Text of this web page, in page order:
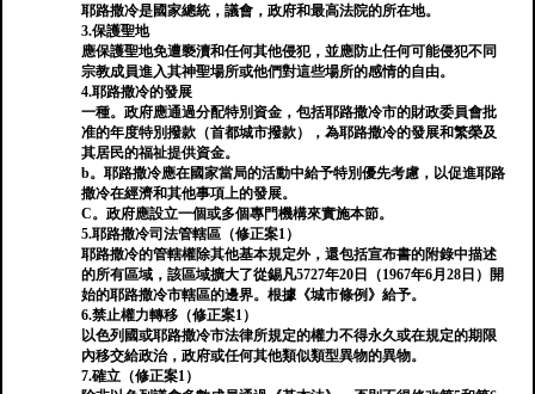
耶路撒冷是國家總統，議會，政府和最高法院的所在地。
3.保護聖地
應保護聖地免遭褻瀆和任何其他侵犯，並應防止任何可能侵犯不同
宗教成員進入其神聖場所或他們對這些場所的感情的自由。
4.耶路撒冷的發展
一種。政府應通過分配特別資金，包括耶路撒冷市的財政委員會批
准的年度特別撥款（首都城市撥款），為耶路撒冷的發展和繁榮及
其居民的福祉提供資金。
b。耶路撒冷應在國家當局的活動中給予特別優先考慮，以促進耶路
撒冷在經濟和其他事項上的發展。
C。政府應設立一個或多個專門機構來實施本節。
5.耶路撒冷司法管轄區（修正案1）
耶路撒冷的管轄權除其他基本規定外，還包括宣布書的附錄中描述
的所有區域，該區域擴大了從錫凡5727年20日（1967年6月28日）開
始的耶路撒冷市轄區的邊界。根據《城市條例》給予。
6.禁止權力轉移（修正案1）
以色列國或耶路撒冷市法律所規定的權力不得永久或在規定的期限
內移交給政治，政府或任何其他類似類型異物的異物。
7.確立（修正案1）